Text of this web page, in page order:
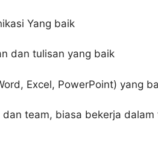
Yang baik
dan tulisan yang baik
Excel, PowerPoint) yang
team, biasa bekerja dalam